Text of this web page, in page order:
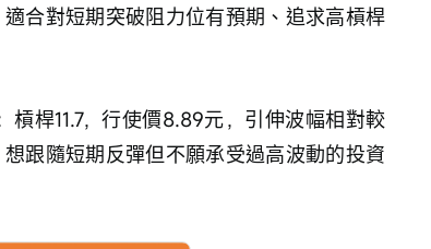
合對短期突破阻力位有預期、追求高槓桿
槓桿11.7，行使價8.89元，引伸波幅相對較
跟隨短期反彈但不願承受過高波動的投資